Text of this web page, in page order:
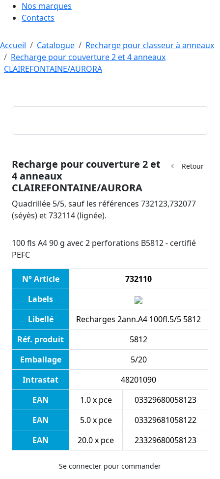
Nos marques
Contacts
Accueil Catalogue
Recharge pour classeur à anneaux
Recharge pour couverture 2 et 4 anneaux
CLAIREFONTAINE/AURORA
Retour
Recharge pour couverture 2 et
4 anneaux
CLAIREFONTAINE/AURORA
Quadrillée 5/5, sauf les références 732123,732077
(séyès) et 732114 (lignée).
100 fls A4 90 g avec 2 perforations B5812 - certifié
PEFC
N° Article
732110
Labels
Libellé
Recharges 2ann.A4 100fl.5/5 5812
Réf. produit
5812
Emballage
5/20
Intrastat
48201090
EAN
1.0 x pce
03329680058123
EAN
5.0 x pce
03329681058122
EAN
20.0 x pce 23329680058123
Se connecter pour commander